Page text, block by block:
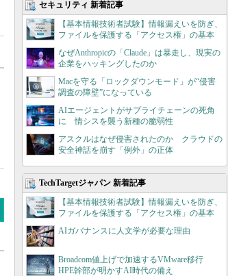
セキュリティ 新着記事
【基本情報技術者試験】情報漏えいを防ぎ、
ファイルを保護する「アクセス権」の基本
なぜAnthropicの「Claude」は暴走し、現実の
企業をハッキングしたのか
Macを守る「ロックダウンモード」が“侵害
調査の障壁”になっている
AIエージェントがサプライチェーンの死角
に 情シスを襲う新種の脆弱性
アスクルはなぜ侵害されたのか クラウドの
安全神話を崩す「例外」の正体
TechTargetジャパン 新着記事
【基本情報技術者試験】情報漏えいを防ぎ、
ファイルを保護する「アクセス権」の基本
AIガバナンスに人文学が必要な理由
Broadcom値上げで加速するVMware移行
HPE幹部が明かすAI時代の備え